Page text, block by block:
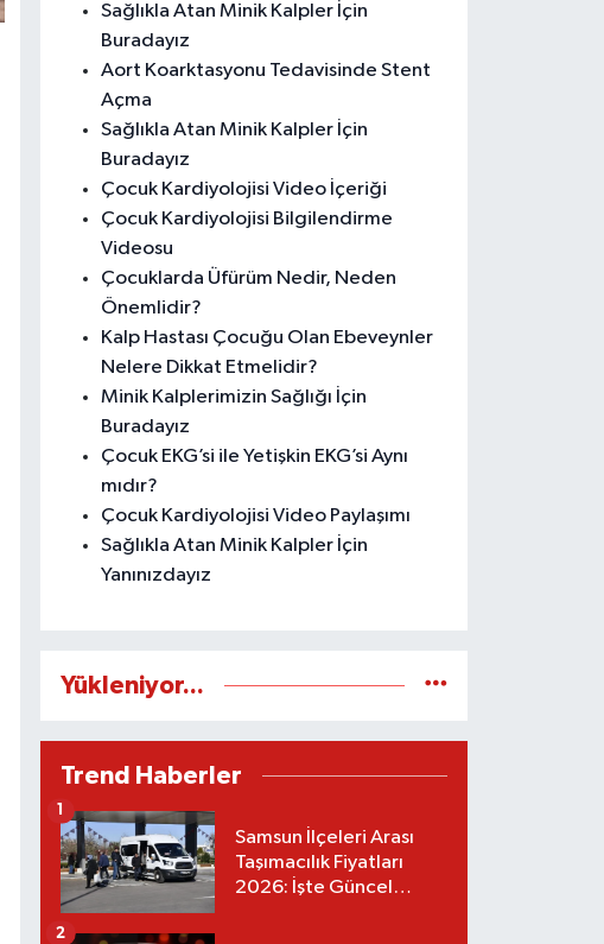
Sağlıkla Atan Minik Kalpler İçin
Buradayız
Aort Koarktasyonu Tedavisinde Stent
Açma
Sağlıkla Atan Minik Kalpler İçin
Buradayız
Çocuk Kardiyolojisi Video İçeriği
Çocuk Kardiyolojisi Bilgilendirme
Videosu
Çocuklarda Üfürüm Nedir, Neden
Önemlidir?
Kalp Hastası Çocuğu Olan Ebeveynler
Nelere Dikkat Etmelidir?
Minik Kalplerimizin Sağlığı İçin
Buradayız
Çocuk EKG’si ile Yetişkin EKG’si Aynı
mıdır?
Çocuk Kardiyolojisi Video Paylaşımı
Sağlıkla Atan Minik Kalpler İçin
Yanınızdayız
Yükleniyor...
Trend Haberler
Samsun İlçeleri Arası
Taşımacılık Fiyatları
2026: İşte Güncel
1
2